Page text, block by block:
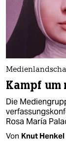
Kampf
Die
Rosa María
Von Knut Henkel